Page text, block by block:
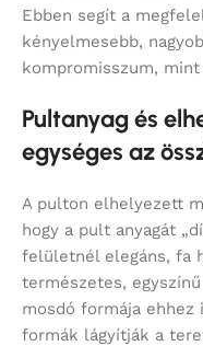
Ebben segít a
kényelmesebb,
kompromisszum,
Pultanyag és
egységes az
A pulton elhelyezett
hogy a pult anyagát
felületnél elegáns, fa
természetes,
mosdó formája ehhez
formák lágyítják a